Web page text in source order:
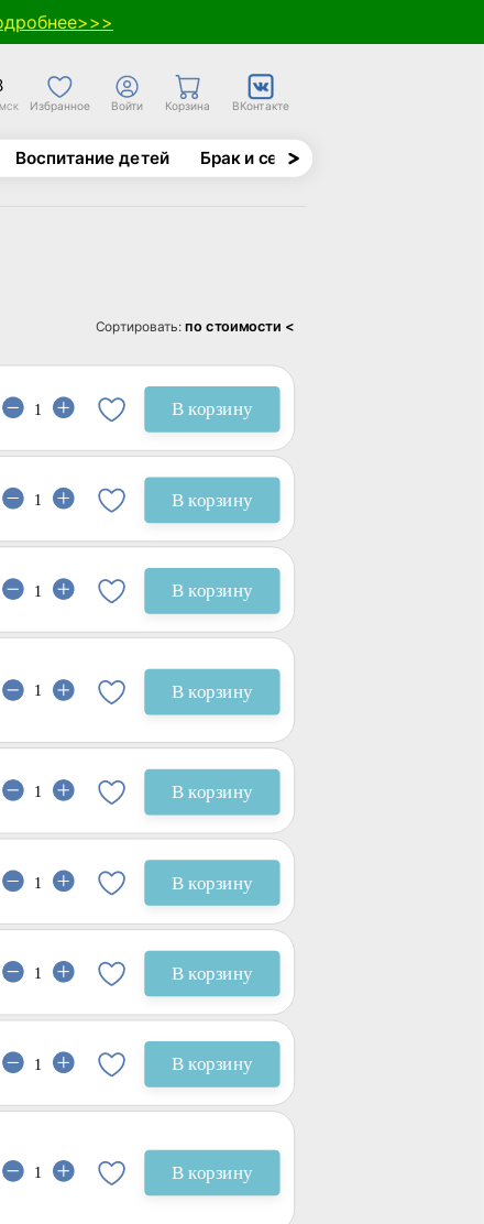
МСК Избранное Войти Корзина ВКонтакте
Воспитание детей Брак и семья
Сортировать:по стоимости <
В корзину
В корзину
В корзину
В корзину
В корзину
В корзину
В корзину
В корзину
В корзину